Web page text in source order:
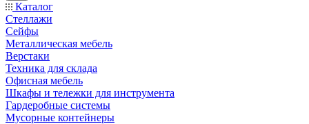
Каталог
Стеллажи
Сейфы
Металлическая мебель
Верстаки
Техника для склада
Офисная мебель
Шкафы и тележки для инструмента
Гардеробные системы
Мусорные контейнеры